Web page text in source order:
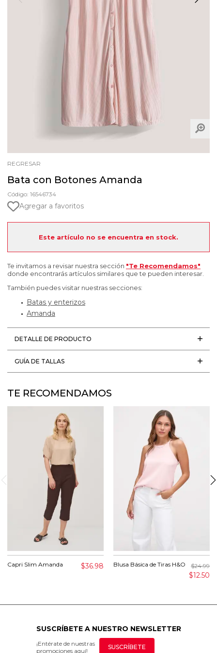
REGRESAR
Bata con Botones Amanda
Código: 16546734
Agregar a favoritos
Este artículo no se encuentra en stock.
Te invitamos a revisar nuestra sección "Te Recomendamos"
donde encontrarás artículos similares que te pueden interesar.
También puedes visitar nuestras secciones:
Batas y enterizos
Amanda
DETALLE DE PRODUCTO
GUÍA DE TALLAS
TE RECOMENDAMOS
Capri Slim Amanda $36.98 Blusa Básica de Tiras H&O $24.99
$12.50
SUSCRÍBETE A NUESTRO NEWSLETTER
¡Entérate de nuestras
promociones aquí!
SUSCRÍBETE